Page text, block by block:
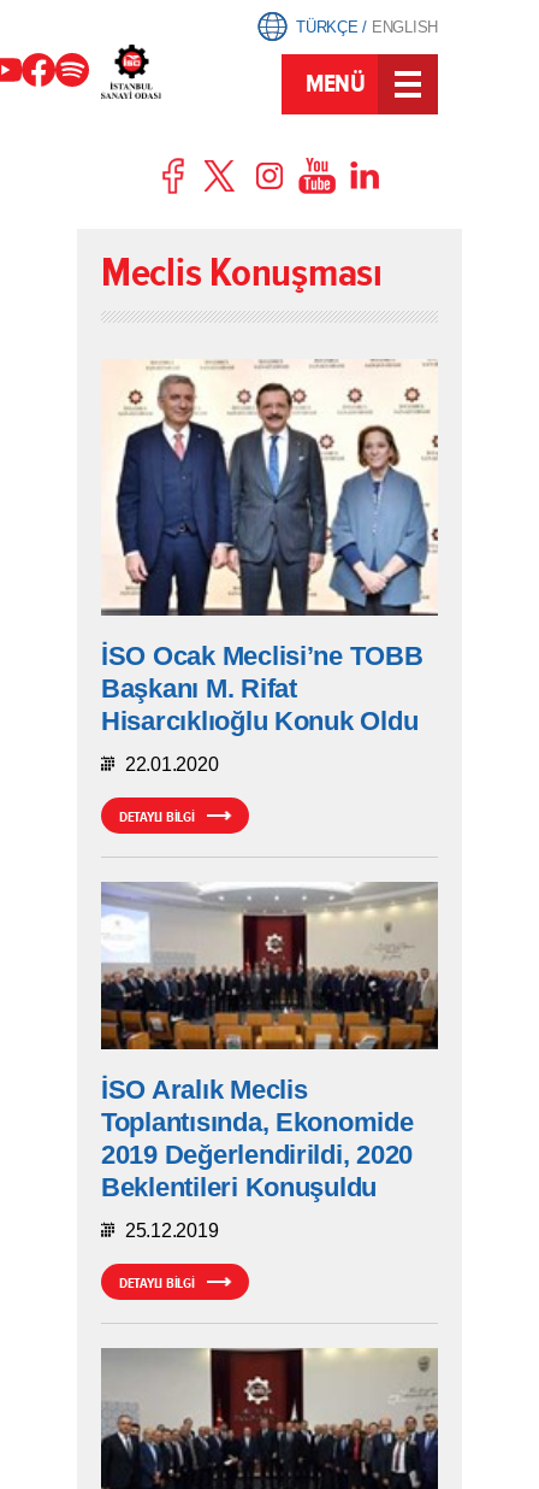
TÜRKÇE/ ENGLISH
MENÜ
Meclis Konuşması
İSO Ocak Meclisi’ne TOBB
Başkanı M. Rifat
Hisarcıklıoğlu Konuk Oldu
22.01.2020
DETAYLI BİLGİ
İSO Aralık Meclis
Toplantısında, Ekonomide
2019 Değerlendirildi, 2020
Beklentileri Konuşuldu
25.12.2019
DETAYLI BİLGİ